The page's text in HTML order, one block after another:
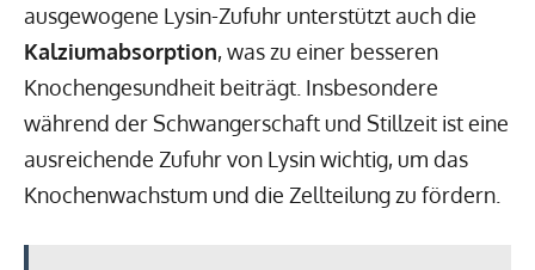
ausgewogene Lysin-Zufuhr unterstützt auch die
Kalziumabsorption, was zu einer besseren
Knochengesundheit beiträgt. Insbesondere
während der Schwangerschaft und Stillzeit ist eine
ausreichende Zufuhr von Lysin wichtig, um das
Knochenwachstum und die Zellteilung zu fördern.